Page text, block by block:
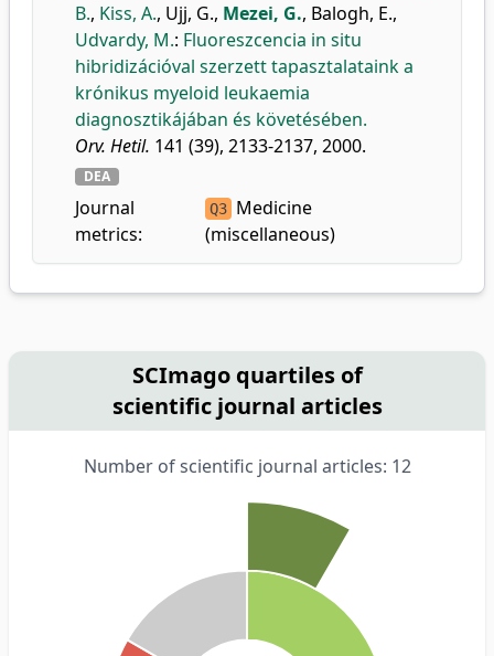
B., Kiss, A., Ujj, G., Mezei, G., Balogh, E.,
Udvardy, M.: Fluoreszcencia in situ
hibridizációval szerzett tapasztalataink a
krónikus myeloid leukaemia
diagnosztikájában és követésében.
Orv. Hetil. 141 (39), 2133-2137, 2000.
DEA
Journal
metrics:
Q3 Medicine
(miscellaneous)
SCImago quartiles of
scientific journal articles
Number of scientific journal articles: 12